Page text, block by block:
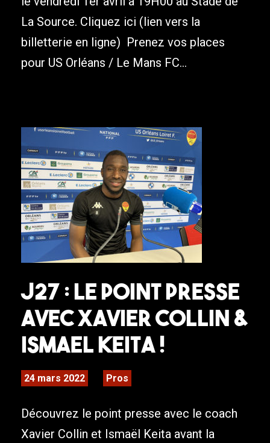
La Source. Cliquez ici (lien vers la
billetterie en ligne) Prenez vos places
pour US Orléans / Le Mans FC...
J27 : LE POINT PRESSE
AVEC XAVIER COLLIN &
ISMAEL KEITA !
24 mars 2022 Pros
Découvrez le point presse avec le coach
Xavier Collin et Ismaël Keita avant la